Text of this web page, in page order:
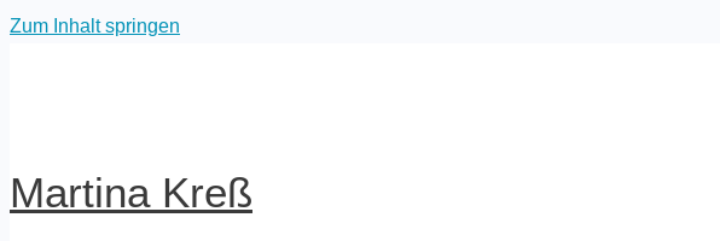
Zum Inhalt springen
Martina Kreß